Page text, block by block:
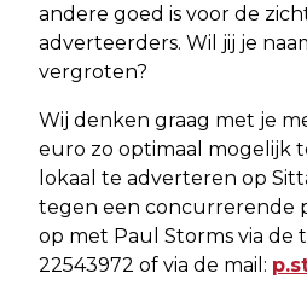
andere goed is voor de
adverteerders. Wil jij je
vergroten?
Wij denken graag met je
euro zo optimaal mogelijk
lokaal te adverteren op
tegen een concurrerende
op met Paul Storms via de
22543972 of via de mail: